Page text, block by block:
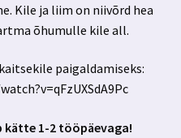
Kile ja liim on niivõrd hea
õhumulle kile all.
paigaldamiseks:
kätte 1-2 tööpäevaga!